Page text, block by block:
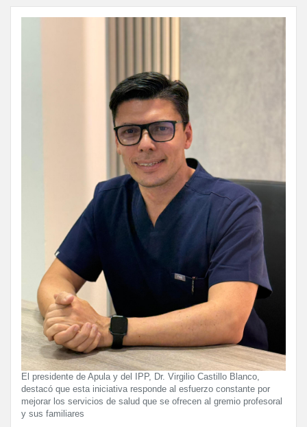
El presidente de Apula y del IPP, Dr. Virgilio Castillo Blanco,
destacó que esta iniciativa responde al esfuerzo constante por
mejorar los servicios de salud que se ofrecen al gremio profesoral
y sus familiares